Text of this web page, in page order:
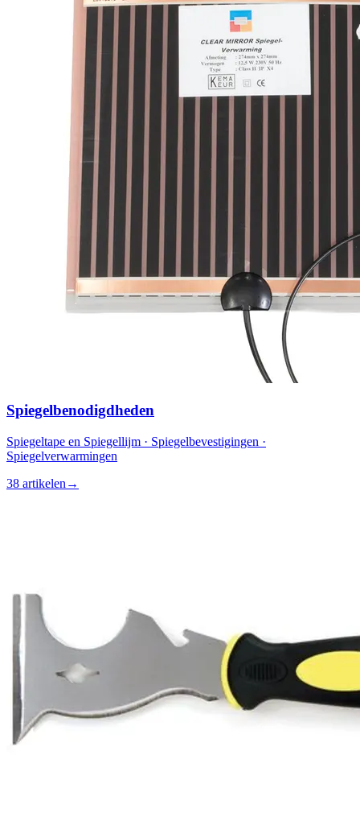
Spiegelbenodigdheden
Spiegeltape en Spiegellijm · Spiegelbevestigingen ·
Spiegelverwarmingen
38 artikelen →